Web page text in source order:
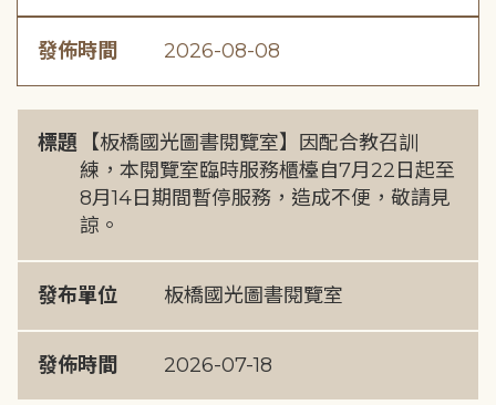
發佈時間 2026-08-08
標題
【板橋國光圖書閱覽室】因配合教召訓
練，本閱覽室臨時服務櫃檯自7月22日起至
8月14日期間暫停服務，造成不便，敬請見
諒。
發布單位 板橋國光圖書閱覽室
發佈時間 2026-07-18